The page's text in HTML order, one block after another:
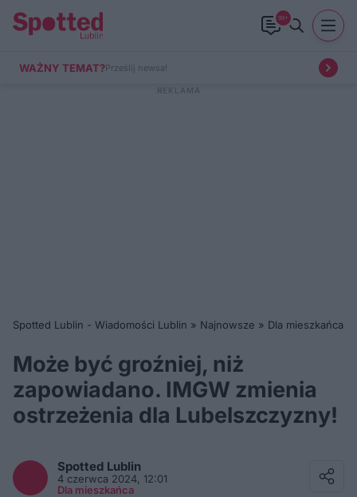
99+
WAŻNY TEMAT?Prześlij newsa!
Spotted Lublin - Wiadomości Lublin » Najnowsze » Dla mieszkańca
Może być groźniej, niż
zapowiadano. IMGW zmienia
ostrzeżenia dla Lubelszczyzny!
Spotted Lublin
4 czerwca 2024, 12:01
Dla mieszkańca